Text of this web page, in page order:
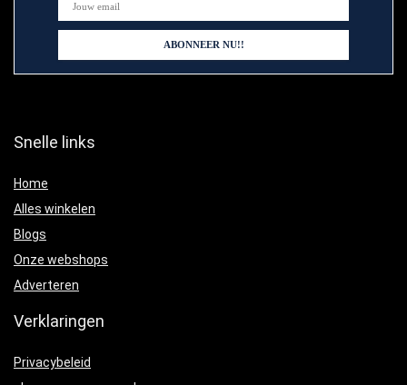
Snelle links
Home
Alles winkelen
Blogs
Onze webshops
Adverteren
Verklaringen
Privacybeleid